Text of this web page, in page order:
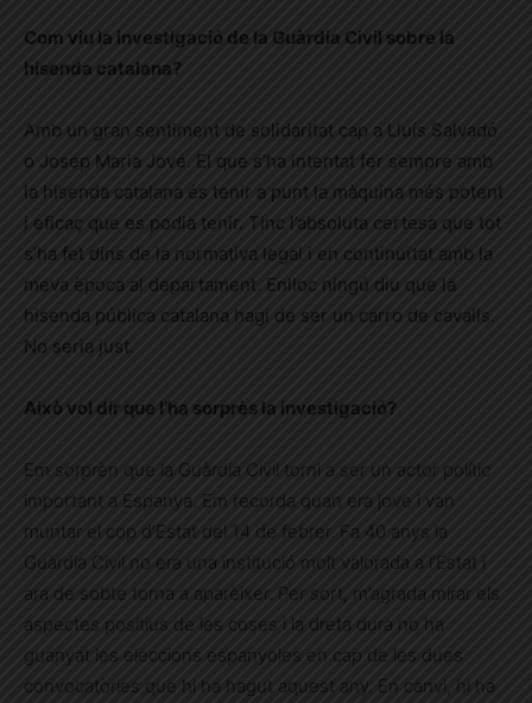
Com viu la investigació de la Guàrdia Civil sobre la
hisenda catalana?
Amb un gran sentiment de solidaritat cap a Lluís Salvadó
o Josep Maria Jové. El que s’ha intentat fer sempre amb
la hisenda catalana és tenir a punt la màquina més potent
i eficaç que es podia tenir. Tinc l’absoluta certesa que tot
s’ha fet dins de la normativa legal i en continuïtat amb la
meva època al departament. Enlloc ningú diu que la
hisenda pública catalana hagi de ser un carro de cavalls.
No seria just.
Això vol dir que l’ha sorprès la investigació?
Em sorprèn que la Guàrdia Civil torni a ser un actor polític
important a Espanya. Em recorda quan era jove i van
muntar el cop d’Estat del 14 de febrer. Fa 40 anys la
Guàrdia Civil no era una institució molt valorada a l’Estat i
ara de sobte torna a aparèixer. Per sort, m’agrada mirar els
aspectes positius de les coses i la dreta dura no ha
guanyat les eleccions espanyoles en cap de les dues
convocatòries que hi ha hagut aquest any. En canvi, hi ha